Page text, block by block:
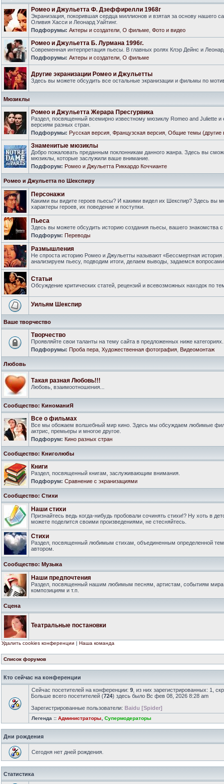
Ромео и Джульетта Ф. Дзеффирелли 1968г
Экранизация, покорившая сердца миллионов и взятая за основу нашего
Оливия Хасси и Леонард Уайтинг.
Подфорумы: Актеры и создатели О фильме Фото и видео
Ромео и Джульетта Б. Лурмана 1996г.
Современная интерпретация пьесы. В главных ролях Клэр Дейнс и
Подфорумы: Актеры и создатели О фильме
Другие экранизации Ромео и Джульетты
Здесь вы можете обсудить все остальные экранизации и фильмы по
Мюзиклы
Ромео и Джульетта Жерара Пресгурвика
Раздел, посвященный всемирно известному мюзиклу Romeo and Juliette и
версиям разных стран.
Подфорумы: Русская версия Французская версия Общие темы (другие
Знаменитые мюзиклы
Добро пожаловать преданным поклонникам данного жанра. Здесь вы
мюзиклы, которые заслужили ваше внимание.
Подфорум: Ромео и Джульетта Риккардо Коччианте
Ромео и Джульетта по Шекспиру
Персонажи
Какими вы видите героев пьесы? И какими видел их Шекспир? Здесь вы
характеры героев, их поведение и поступки.
Пьеса
Здесь вы можете обсудить историю создания пьесы, вашего знакомства
Подфорум: Переводы
Размышления
Не спроста историю Ромео и Джульетты называют «Бессмертная
анализируем пьесу, подводим итоги, делаем выводы, задаемся
Статьи
Обсуждение критических статей, рецензий и всевозможных находок по
Уильям Шекспир
Ваше творчество
Творчество
Проявляйте свои таланты на тему сайта в предложенных ниже категориях.
Подфорумы: Проба пера Художественная фотография Видеомонтаж
Любовь
Такая разная Любовь!!!
Любовь, взаимоотношения...
Сообщество: КиноманиЯ
Все о фильмах
Все мы обожаем волшебный мир кино. Здесь мы обсуждаем любимые
актрис, премьеры и многое другое.
Подфорум: Кино разных стран
Сообщество: Книголюбы
Книги
Раздел, посвященный книгам, заслуживающим внимания.
Подфорум: Сравнение с экранизациями
Сообщество: Стихи
Наши стихи
Признайтесь ведь когда-нибудь пробовали сочинять стихи!? Ну хоть в
можете поделится своими произведениями, не стесняйтесь.
Стихи
Раздел, посвященный любимым стихам, объединенным определенной
автором.
Сообщество: Музыка
Наши предпочтения
Раздел, посвященный нашим любимым песням, артистам, событиям
композициям и т.п.
Сцена
Театральные постановки
Удалить cookies конференции | Наша команда
Список форумов
Кто сейчас на конференции
Сейчас посетителей на конференции: 9 , из них зарегистрированных: 1,
Больше всего посетителей (724) здесь было Вс фев 08, 2026 8:28 am
Зарегистрированные пользователи: Baidu [Spider]
Легенда :: Администраторы Супермодераторы
Дни рождения
Сегодня нет дней рождения.
Статистика